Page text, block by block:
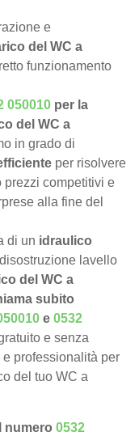
e
del WC a
funzionamento
050010 per la
del WC a
in grado di
per risolvere
prezzi competitivi e
alla fine del
di un idraulico
lavello
del WC a
subito
e0532
e senza
professionalità per
del tuo WC a
numero0532